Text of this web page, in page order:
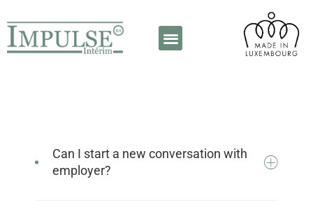
Can I start a new conversation with
employer?